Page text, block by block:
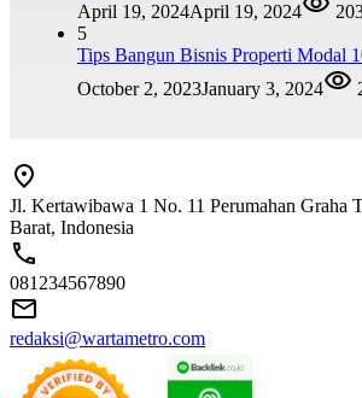
April 19, 2024April 19, 2024
5
Tips Bangun Bisnis Properti Modal
October 2, 2023January 3, 2024
Jl. Kertawibawa 1 No. 11 Perumahan Graha
Barat, Indonesia
081234567890
redaksi@wartametro.com